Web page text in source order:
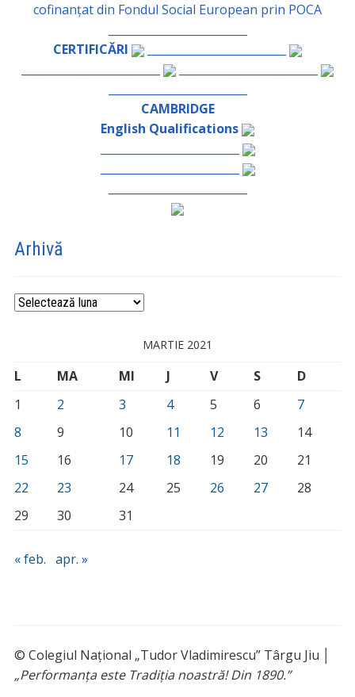
cofinanțat din Fondul Social European prin POCA
CERTIFICĂRI
CAMBRIDGE
English Qualifications
Arhivă
Arhivă
MARTIE 2021
L MA MI J V S
D
1
2 3 4 5 6
7
8
9 10 11 12 13
14
15
16 17 18 19 20
21
22
23 24 25 26 27
28
29
30 31
« feb. apr. »
© Colegiul Național „Tudor Vladimirescu” Târgu Jiu │
„Performanța este Tradiția noastră! Din 1890.”